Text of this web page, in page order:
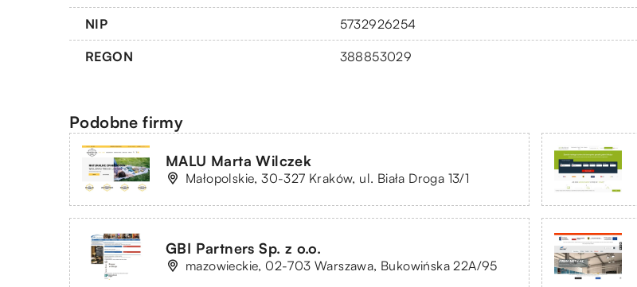
NIP 5732926254
REGON 388853029
Podobne firmy
MALU Marta Wilczek
Małopolskie, 30-327 Kraków, ul. Biała Droga 13/1
GBI Partners Sp. z o.o.
mazowieckie, 02-703 Warszawa, Bukowińska 22A/95